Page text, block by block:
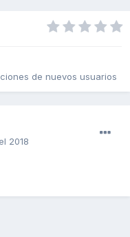
de nuevos usuarios
2018